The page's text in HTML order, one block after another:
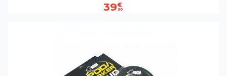
39€
90